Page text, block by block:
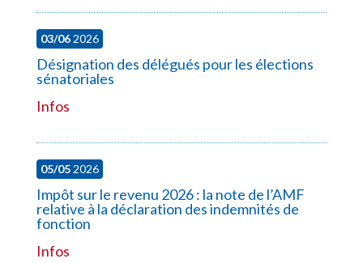
03/062026
Désignation des délégués pour les élections
sénatoriales
Infos
05/052026
Impôt sur le revenu 2026 : la note de l’AMF
relative à la déclaration des indemnités de
fonction
Infos